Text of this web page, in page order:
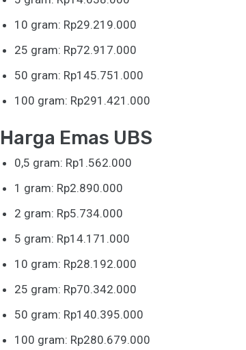
10 gram: Rp29.219.000
25 gram: Rp72.917.000
50 gram: Rp145.751.000
100 gram: Rp291.421.000
Harga Emas UBS
0,5 gram: Rp1.562.000
1 gram: Rp2.890.000
2 gram: Rp5.734.000
5 gram: Rp14.171.000
10 gram: Rp28.192.000
25 gram: Rp70.342.000
50 gram: Rp140.395.000
100 gram: Rp280.679.000